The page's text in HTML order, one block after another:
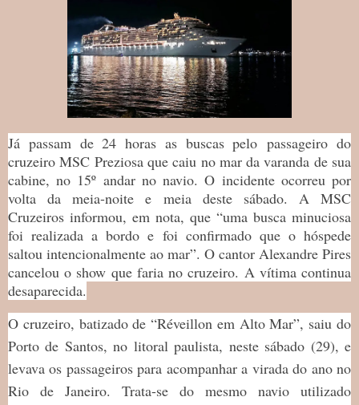
Já passam de 24 horas as buscas pelo passageiro do
cruzeiro MSC Preziosa que caiu no mar da varanda de sua
cabine, no 15º andar no navio. O incidente ocorreu por
volta da meia-noite e meia deste sábado. A MSC
Cruzeiros informou, em nota, que “uma busca minuciosa
foi realizada a bordo e foi confirmado que o hóspede
saltou intencionalmente ao mar”. O cantor Alexandre Pires
cancelou o show que faria no cruzeiro. A vítima continua
desaparecida.
O cruzeiro, batizado de “Réveillon em Alto Mar”, saiu do
Porto de Santos, no litoral paulista, neste sábado (29), e
levava os passageiros para acompanhar a virada do ano no
Rio de Janeiro. Trata-se do mesmo navio utilizado